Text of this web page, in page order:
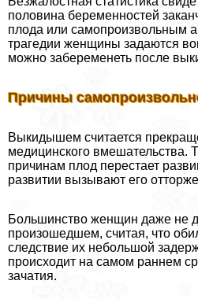
половина беременностей
плода или самопроизвольным
трагедии женщины задаются
можно забеременеть после
Причины
Выкидышем считается
медицинского вмешательства.
причинам плод перестает
развитии вызывают его
Большинство женщин даже не
произошедшем, считая, что
следствие их небольшой
происходит на самом раннем
зачатия.